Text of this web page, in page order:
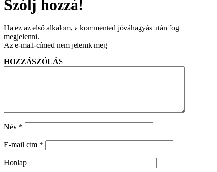
Szólj hozzá!
Ha ez az első alkalom, a kommented jóváhagyás után fog
megjelenni.
Az e-mail-címed nem jelenik meg.
HOZZÁSZÓLÁS
Név *
E-mail cím *
Honlap